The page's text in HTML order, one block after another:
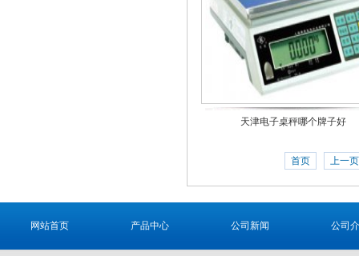
天津电子桌秤哪个牌子好
首页 上一页
网站首页 产品中心 公司新闻 公司